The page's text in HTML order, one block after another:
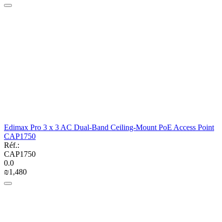
Edimax Pro 3 x 3 AC Dual-Band Ceiling-Mount PoE Access Point
CAP1750
Réf.:
CAP1750
0.0
₪1,480